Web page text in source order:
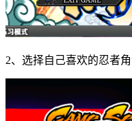
2、选择自己喜欢的忍者